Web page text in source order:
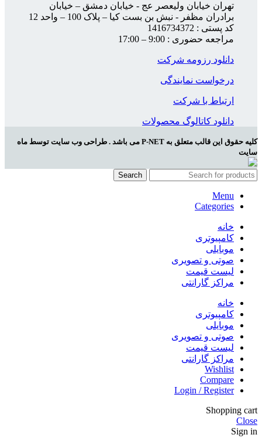
تهران خیابان ولیعصر عج - خیابان دمشق – خیابان
برادران مظفر - نبش بن بست کیا – پلاک 100 – واحد 12
کد پستی : 1416734372
مراجعه حضوری : 9:00 – 17:00
دانلود رزومه شرکت
درخواست نمایندگی
ارتباط با شرکت
دانلود کاتالوگ محصولات
کلیه حقوق این قالب متعلق به P-NET می باشد . طراحی وب سایت توسط ماه
سایت
Search
Menu
Categories
خانه
کامپیوتری
موبایلی
صوتی و تصویری
لیست قیمت
مراکز گارانتی
خانه
کامپیوتری
موبایلی
صوتی و تصویری
لیست قیمت
مراکز گارانتی
Wishlist
Compare
Login / Register
Shopping cart
Close
Sign in